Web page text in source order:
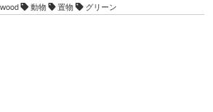
wood 動物 置物 グリーン